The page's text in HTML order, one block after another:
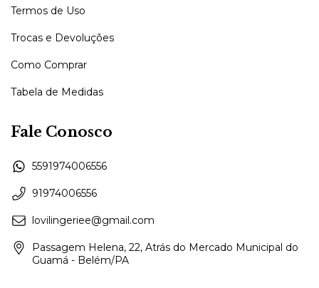
Termos de Uso
Trocas e Devoluções
Como Comprar
Tabela de Medidas
Fale Conosco
5591974006556
91974006556
lovilingeriee@gmail.com
Passagem Helena, 22, Atrás do Mercado Municipal do
Guamá - Belém/PA